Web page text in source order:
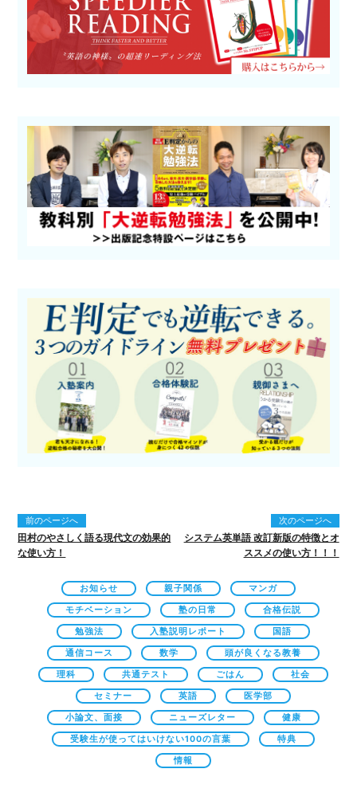
前のページへ
田村のやさしく語る現代文の効果的
な使い方！
次のページへ
システム英単語 改訂新版の特徴とオ
ススメの使い方！！！
お知らせ 親子関係 マンガ
モチベーション 塾の日常 合格伝説
勉強法 入塾説明レポート 国語
通信コース 数学 頭が良くなる教養
理科 共通テスト ごはん 社会
セミナー 英語 医学部
小論文、面接 ニューズレター 健康
受験生が使ってはいけない100の言葉 特典
情報